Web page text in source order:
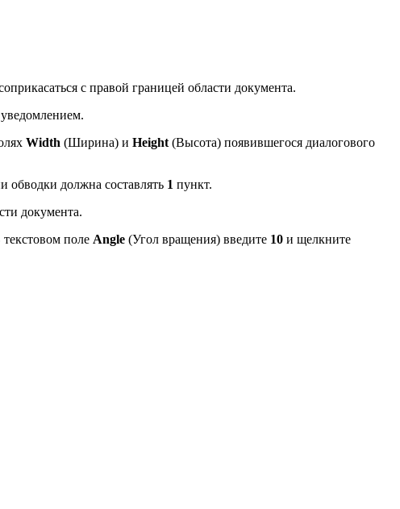
с правой границей области документа.
Width (Ширина) и Height (Высота) появившегося диалогового
обводки должна составлять 1 пункт.
документа.
поле Angle (Угол вращения) введите 10 и щелкните